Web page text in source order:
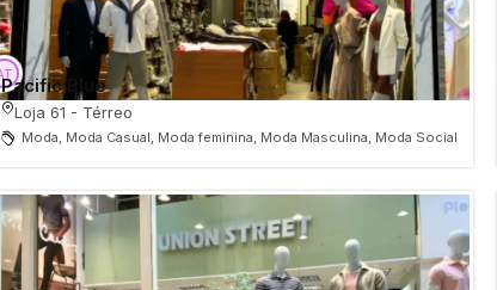
Pacific Blue
Loja 61 - Térreo
Moda, Moda Casual, Moda feminina, Moda Masculina, Moda Social